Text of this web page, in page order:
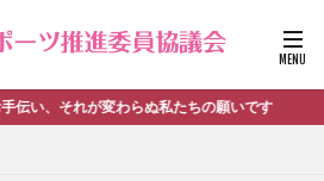
、それが変わらぬ私たちの願いです
流行